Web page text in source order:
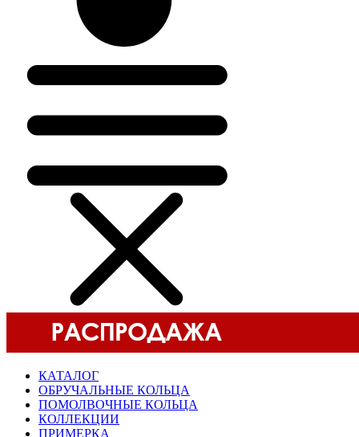
КАТАЛОГ
ОБРУЧАЛЬНЫЕ КОЛЬЦА
ПОМОЛВОЧНЫЕ КОЛЬЦА
КОЛЛЕКЦИИ
ПРИМЕРКА